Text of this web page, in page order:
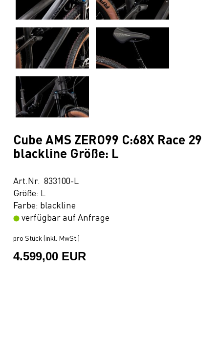
Cube AMS ZERO99 C:68X Race 29
blackline Größe: L
Art.Nr. 833100-L
Größe: L
Farbe: blackline
verfügbar auf Anfrage
pro Stück (inkl. MwSt.)
4.599,00 EUR